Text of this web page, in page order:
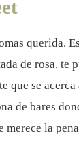
querida.
de rosa, te
que se
de bares
merece la